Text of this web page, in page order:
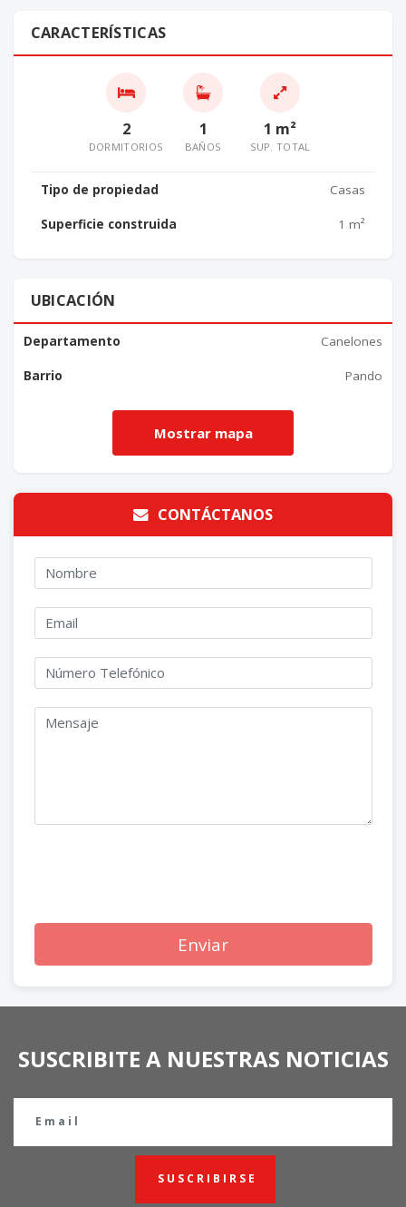
CARACTERÍSTICAS
2
DORMITORIOS
1
BAÑOS
1 m²
SUP. TOTAL
Tipo de propiedad Casas
Superficie construida 1 m²
UBICACIÓN
Departamento Canelones
Barrio Pando
CONTÁCTANOS
Enviar
SUSCRIBITE A NUESTRAS NOTICIAS
SUSCRIBIRSE